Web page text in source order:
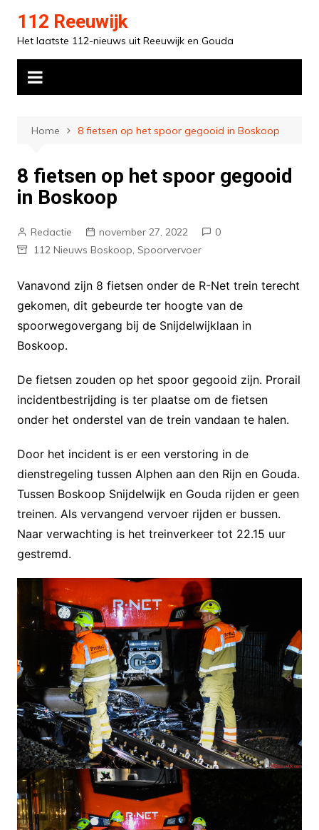
inhoud
112 Reeuwijk
Het laatste 112-nieuws uit Reeuwijk en Gouda
Home 8 fietsen op het spoor gegooid in Boskoop
8 fietsen op het spoor gegooid
in Boskoop
Redactie november 27, 2022
0
112 Nieuws Boskoop, Spoorvervoer
Vanavond zijn 8 fietsen onder de R-Net trein terecht
gekomen, dit gebeurde ter hoogte van de
spoorwegovergang bij de Snijdelwijklaan in
Boskoop.
De fietsen zouden op het spoor gegooid zijn. Prorail
incidentbestrijding is ter plaatse om de fietsen
onder het onderstel van de trein vandaan te halen.
Door het incident is er een verstoring in de
dienstregeling tussen Alphen aan den Rijn en Gouda.
Tussen Boskoop Snijdelwijk en Gouda rijden er geen
treinen. Als vervangend vervoer rijden er bussen.
Naar verwachting is het treinverkeer tot 22.15 uur
gestremd.